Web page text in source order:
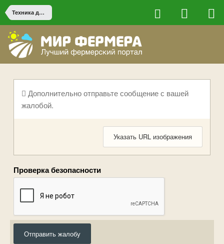
Техника для небольших фермерских хозяйств
Дополнительно отправьте сообщение с вашей
жалобой.
Указать URL изображения
Проверка безопасности
Отправить жалобу